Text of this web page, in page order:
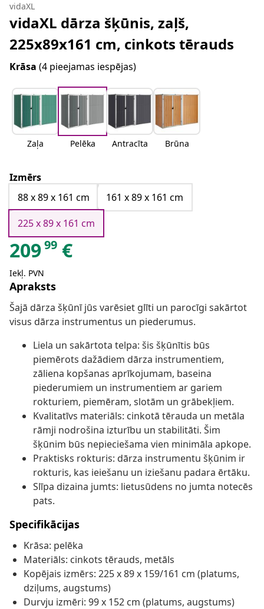
vidaXL
vidaXL dārza šķūnis, zaļš,
225x89x161 cm, cinkots tērauds
Krāsa (4 pieejamas iespējas)
Zaļa Pelēka Antracīta Brūna
Izmērs
88 x 89 x 161 cm
161 x 89 x 161 cm
225 x 89 x 161 cm
20999 €
Iekļ. PVN
Apraksts
Šajā dārza šķūnī jūs varēsiet glīti un parocīgi sakārtot
visus dārza instrumentus un piederumus.
Liela un sakārtota telpa: šis šķūnītis būs
piemērots dažādiem dārza instrumentiem,
zāliena kopšanas aprīkojumam, baseina
piederumiem un instrumentiem ar gariem
rokturiem, piemēram, slotām un grābekļiem.
Kvalitatīvs materiāls: cinkotā tērauda un metāla
rāmji nodrošina izturību un stabilitāti. Šim
šķūnim būs nepieciešama vien minimāla apkope.
Praktisks rokturis: dārza instrumentu šķūnim ir
rokturis, kas ieiešanu un iziešanu padara ērtāku.
Slīpa dizaina jumts: lietusūdens no jumta notecēs
pats.
Specifikācijas
Krāsa: pelēka
Materiāls: cinkots tērauds, metāls
Kopējais izmērs: 225 x 89 x 159/161 cm (platums,
dziļums, augstums)
Durvju izmēri: 99 x 152 cm (platums, augstums)